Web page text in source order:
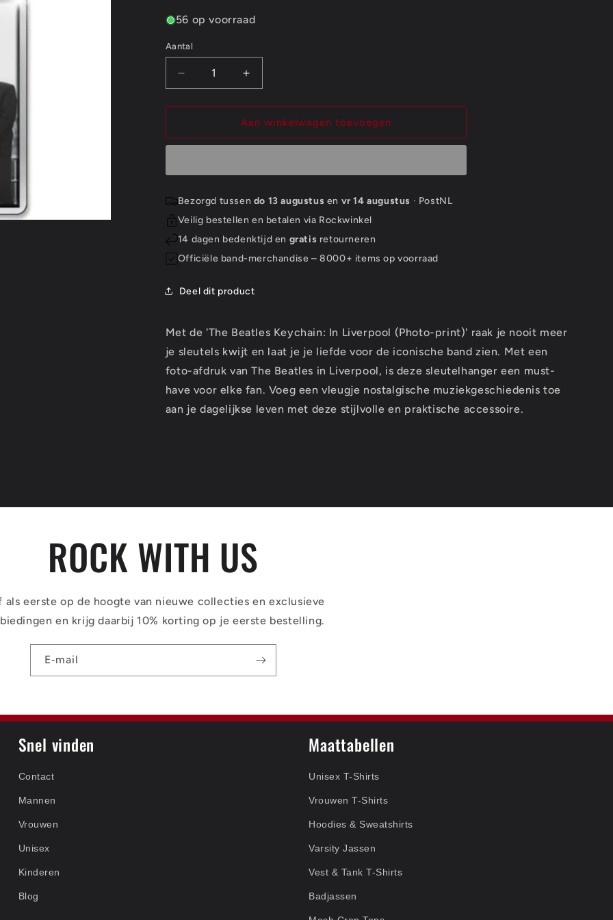
56 op voorraad
Aantal
Aantal
Aantal
verlagen
voor
Beatles
Liverpool
(Photo-
print)
Aantal
verhogen
voor
The
Beatles
Liverpool
(Photo-
print)
Aan winkelwagen toevoegen
Bezorgd tussen do 13 augustus en vr 14 augustus · PostNL
Veilig bestellen en betalen via Rockwinkel
14 dagen bedenktijd en gratis retourneren
Officiële band-merchandise – 8000+ items op voorraad
Deel dit product
Met de 'The Beatles Keychain: In Liverpool (Photo-print)' raak je nooit meer
je sleutels kwijt en laat je je liefde voor de iconische band zien. Met een
foto-afdruk van The Beatles in Liverpool, is deze sleutelhanger een must-
have voor elke fan. Voeg een vleugje nostalgische muziekgeschiedenis toe
aan je dagelijkse leven met deze stijlvolle en praktische accessoire.
ROCK WITH US
als eerste op de hoogte van nieuwe collecties en exclusieve
en krijg daarbij 10% korting op je eerste bestelling.
E‑mail
Snel vinden
Contact
Mannen
Vrouwen
Unisex
Kinderen
Blog
Maattabellen
Unisex T-Shirts
Vrouwen T-Shirts
Hoodies & Sweatshirts
Varsity Jassen
Vest & Tank T-Shirts
Badjassen